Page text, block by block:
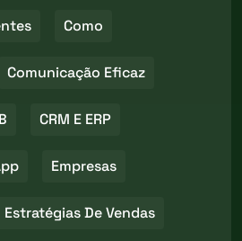
Como
Comunicação Eficaz
CRM E ERP
Empresas
Estratégias De Vendas